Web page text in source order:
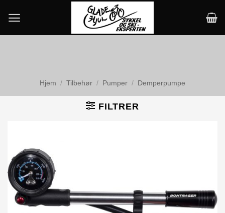
content
Hjem / Tilbehør / Pumper / Demperpumpe
FILTRER